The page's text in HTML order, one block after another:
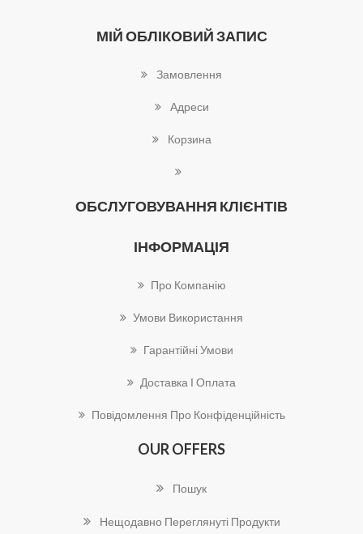
МІЙ ОБЛІКОВИЙ ЗАПИС
Замовлення
Адреси
Корзина
ОБСЛУГОВУВАННЯ КЛІЄНТІВ
ІНФОРМАЦІЯ
Про Компанію
Умови Використання
Гарантійні Умови
Доставка І Оплата
Повідомлення Про Конфіденційність
OUR OFFERS
Пошук
Нещодавно Переглянуті Продукти